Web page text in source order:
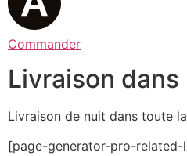
Commander
Livraison dans
Livraison de nuit dans toute
[page-generator-pro-related-